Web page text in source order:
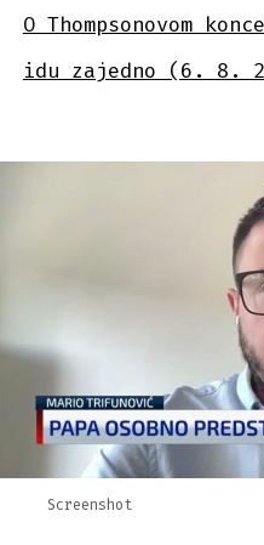
O Thompsonovom
idu zajedno (6. 8.
Screenshot